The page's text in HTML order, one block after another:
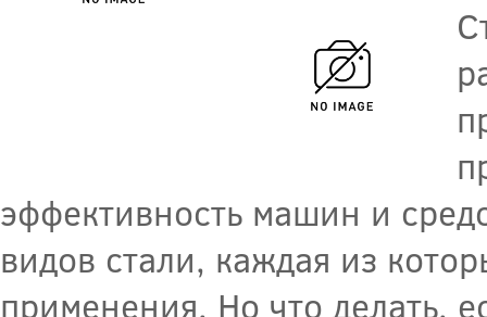
эффективность машин и
видов стали, каждая из
применения. Но что делать,